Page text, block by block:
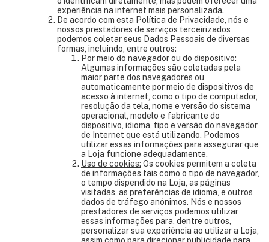
experiência na internet mais personalizada.
De acordo com esta Política de Privacidade, nós e
nossos prestadores de serviços terceirizados
podemos coletar seus Dados Pessoais de diversas
formas, incluindo, entre outros:
Por meio do navegador ou do dispositivo:
Algumas informações são coletadas pela
maior parte dos navegadores ou
automaticamente por meio de dispositivos de
acesso à internet, como o tipo de computador,
resolução da tela, nome e versão do sistema
operacional, modelo e fabricante do
dispositivo, idioma, tipo e versão do navegador
de Internet que está utilizando. Podemos
utilizar essas informações para assegurar que
a Loja funcione adequadamente.
Uso de cookies: Os cookies permitem a coleta
de informações tais como o tipo de navegador,
o tempo dispendido na Loja, as páginas
visitadas, as preferências de idioma, e outros
dados de tráfego anônimos. Nós e nossos
prestadores de serviços podemos utilizar
essas informações para, dentre outros,
personalizar sua experiência ao utilizar a Loja,